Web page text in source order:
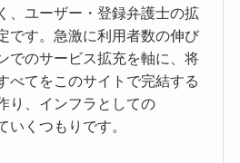
、ユーザー・登録弁護士の拡
です。急激に利用者数の伸び
でのサービス拡充を軸に、将
べてをこのサイトで完結する
り、インフラとしての
いくつもりです。